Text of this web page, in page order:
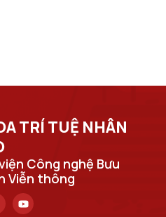
TRÍ TUỆ NHÂN
Công nghệ Bưu
Viễn thông